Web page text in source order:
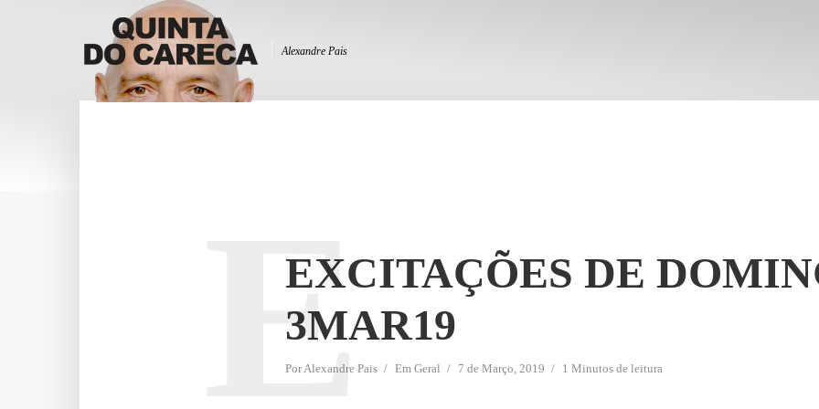
Alexandre Pais
EXCITAÇÕES DE
3MAR19
PorAlexandre Pais Em Geral 7 de Março, 2019 1 Minutos de leitura
E